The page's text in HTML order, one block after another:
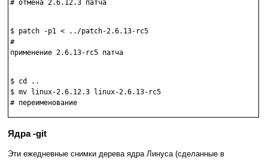
# отмена 2.6.12.3 патча
$ patch -p1 < ../patch-2.6.13-rc5
#
применение 2.6.13-rc5 патча
$ cd ..
$ mv linux-2.6.12.3 linux-2.6.13-rc5
Ядра -git
Эти ежедневные снимки дерева ядра Линуса (сделанные в